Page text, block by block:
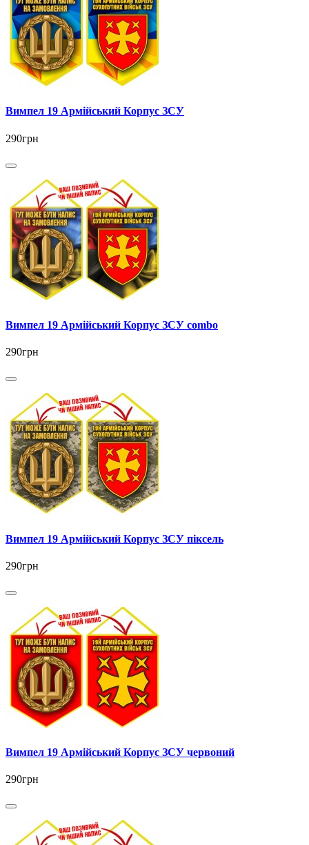
Вимпел 19 Армійський Корпус ЗСУ
290грн
Вимпел 19 Армійський Корпус ЗСУ combo
290грн
Вимпел 19 Армійський Корпус ЗСУ піксель
290грн
Вимпел 19 Армійський Корпус ЗСУ червоний
290грн